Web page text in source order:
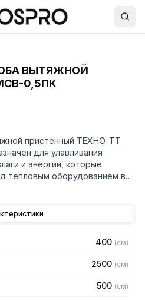
ВЫТЯЖНОЙ
0,5ПК
пристенный ТЕХНО-ТТ
для улавливания
и энергии, которые
тепловым оборудованием в
в себя продукты сгорания и
микроклимат в помещении и
цеха.
400 (см)
2500 (см)
500 (см)